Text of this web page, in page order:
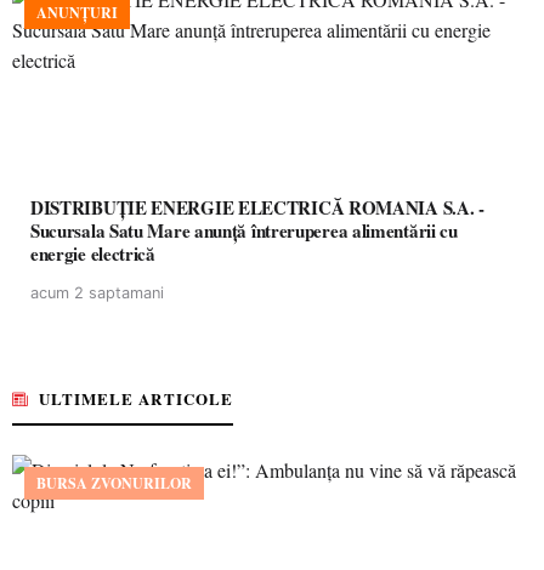
ANUNȚURI
DISTRIBUȚIE ENERGIE ELECTRICĂ ROMANIA S.A. -
Sucursala Satu Mare anunţă întreruperea alimentării cu
energie electrică
acum 2 saptamani
ULTIMELE ARTICOLE
BURSA ZVONURILOR